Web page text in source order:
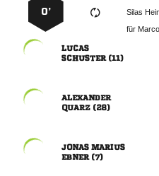

für
0’

 

 
 
 